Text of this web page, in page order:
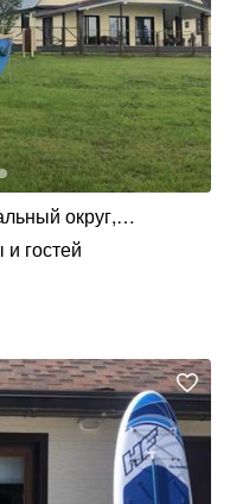
округ,
ул. Новая Ляча, 16
гостей